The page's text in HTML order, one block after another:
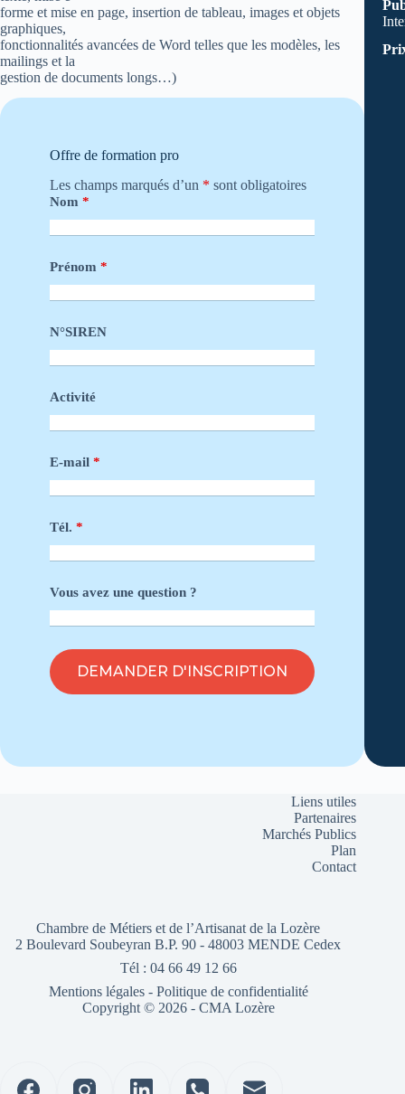
forme et mise en page, insertion de tableau, images et objets
graphiques,
fonctionnalités avancées de Word telles que les modèles, les
mailings et la
gestion de documents longs…)
Offre de formation pro
Les champs marqués d’un * sont obligatoires
Nom *
Prénom *
N°SIREN
Activité
E-mail *
Tél. *
Vous avez une question ?
Liens utiles
Partenaires
Marchés Publics
Plan
Contact
Chambre de Métiers et de l’Artisanat de la Lozère
2 Boulevard Soubeyran B.P. 90 - 48003 MENDE Cedex
Tél : 04 66 49 12 66
Mentions légales- Politique de confidentialité
Copyright © 2026 - CMA Lozère